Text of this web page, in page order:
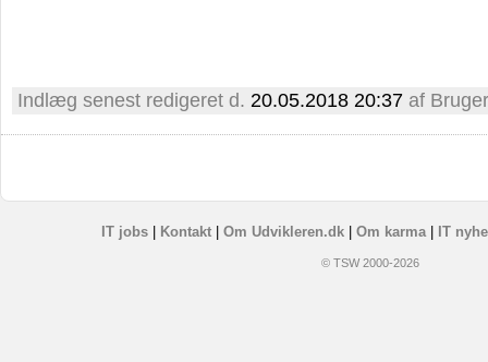
Indlæg senest redigeret d. 20.05.2018 20:37 af
IT jobs| Kontakt| Om Udvikleren.dk| Om karma| IT
© TSW 2000-2026